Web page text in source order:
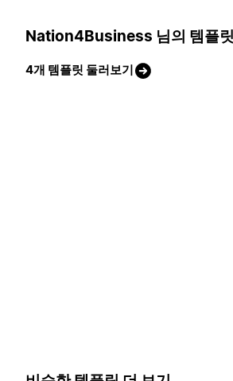
Nation4Business 님의 템플릿
4개 템플릿 둘러보기